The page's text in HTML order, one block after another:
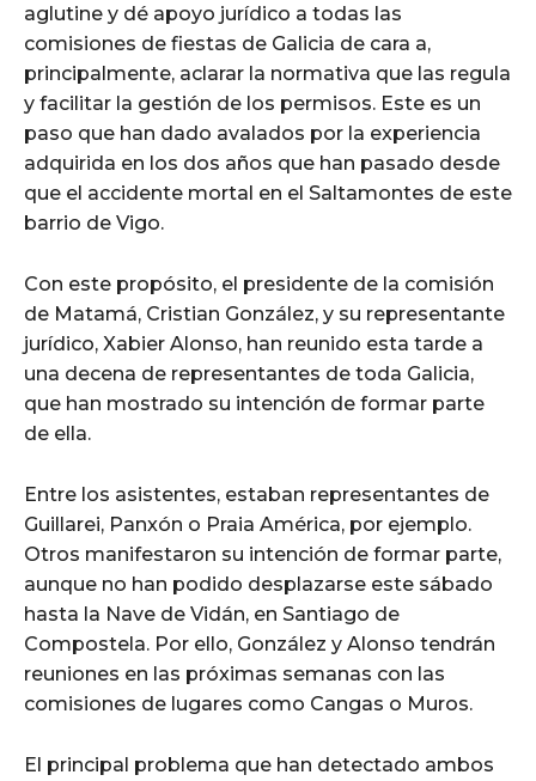
aglutine y dé apoyo jurídico a todas las
comisiones de fiestas de Galicia de cara a,
principalmente, aclarar la normativa que las regula
y facilitar la gestión de los permisos. Este es un
paso que han dado avalados por la experiencia
adquirida en los dos años que han pasado desde
que el accidente mortal en el Saltamontes de este
barrio de Vigo.
Con este propósito, el presidente de la comisión
de Matamá, Cristian González, y su representante
jurídico, Xabier Alonso, han reunido esta tarde a
una decena de representantes de toda Galicia,
que han mostrado su intención de formar parte
de ella.
Entre los asistentes, estaban representantes de
Guillarei, Panxón o Praia América, por ejemplo.
Otros manifestaron su intención de formar parte,
aunque no han podido desplazarse este sábado
hasta la Nave de Vidán, en Santiago de
Compostela. Por ello, González y Alonso tendrán
reuniones en las próximas semanas con las
comisiones de lugares como Cangas o Muros.
El principal problema que han detectado ambos